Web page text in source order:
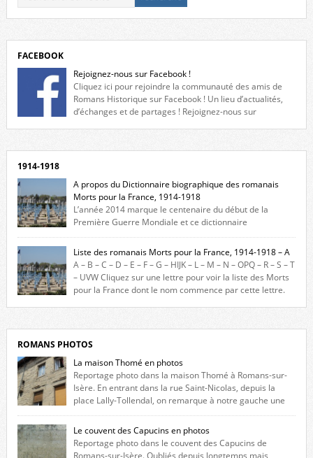
FACEBOOK
Rejoignez-nous sur Facebook !
Cliquez ici pour rejoindre la communauté des amis de
Romans Historique sur Facebook ! Un lieu d’actualités,
d’échanges et de partages ! Rejoignez-nous sur
1914-1918
A propos du Dictionnaire biographique des romanais
Morts pour la France, 1914-1918
L’année 2014 marque le centenaire du début de la
Première Guerre Mondiale et ce dictionnaire
biographique veut rendre hommage aux romanais Morts pour la
France durant ce conflit. La base de cette recherche historique est
constituée des noms gravés sur les plaques commémoratives de
l’Hôtel de Ville, du lycée du Dauphiné et du lycée Triboulet, […]
Liste des romanais Morts pour la France, 1914-1918 – A
A – B – C – D – E – F – G – HIJK – L – M – N – OPQ – R – S – T
– UVW Cliquez sur une lettre pour voir la liste des Morts
pour la France dont le nom commence par cette lettre.
ROMANS PHOTOS
La maison Thomé en photos
Reportage photo dans la maison Thomé à Romans-sur-
Isère. En entrant dans la rue Saint-Nicolas, depuis la
place Lally-Tollendal, on remarque à notre gauche une
maison construite au XVIè siècle. Les deux façades sont ornées de
fenêtres jumelles à meneaux. Entre ces deux étages, on peut voir une
niche qui contient une statue de la Vierge. […]
Le couvent des Capucins en photos
Reportage photo dans le couvent des Capucins de
Romans-sur-Isère. Oubliés depuis longtemps mais